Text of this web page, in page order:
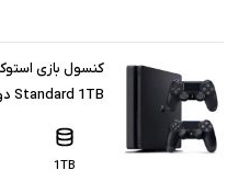
Standard 1TB دو دسته
1TB